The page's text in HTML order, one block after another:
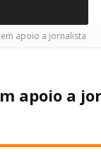
apoio a jornalista
apoio a